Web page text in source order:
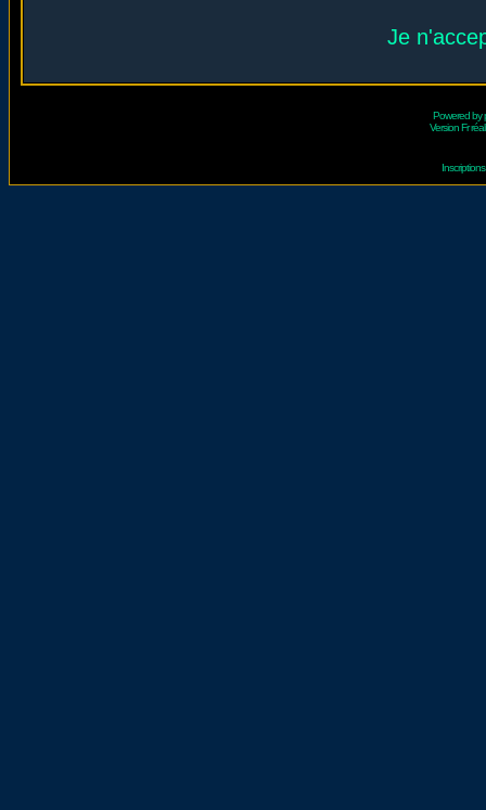
Je
Powered by
Version Fr